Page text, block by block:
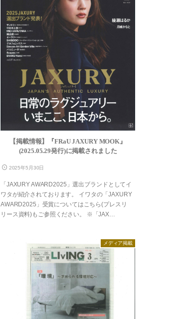
法人のお客様へ
ショップ運営の方へ
ホテル・宿泊業の方へ
建築家・インテリアコーディネー
ターの方へ
【掲載情報】『FRaU JAXURY MOOK』
(2025.05.29発行)に掲載されました
2025年5月30日
「JAXURY AWARD2025」選出ブランドとしてイ
ワタが紹介されております。 イワタの「JAXURY
AWARD2025」受賞についてはこちら(プレスリ
リース資料)もご参照ください。 ※「JAX…
メディア掲載